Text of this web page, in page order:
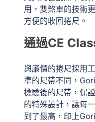
用，雙煞車的技術
方便的收回捲尺。
通過CE
與廉價的捲尺採用
準的尺帶不同，
檢驗後的尺帶，保
的特殊設計，讓每
到了最高，印上